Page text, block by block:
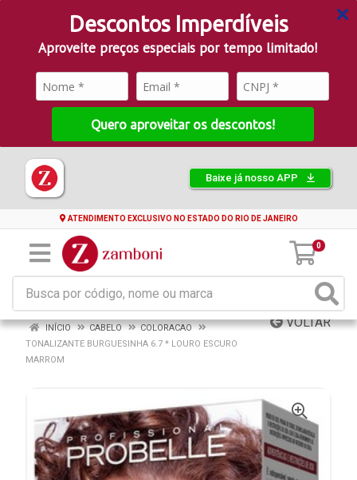
Descontos Imperdíveis
Aproveite preços especiais por tempo limitado!
Quero aproveitar os descontos!
Baixe já nosso APP
ATENDIMENTO EXCLUSIVO NO ESTADO DO RIO DE JANEIRO
0
VOLTAR
INÍCIO CABELO
COLORACAO
TONALIZANTE BURGUESINHA 6.7 * LOURO ESCURO
MARROM